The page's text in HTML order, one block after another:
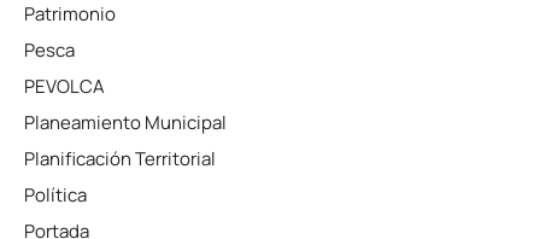
Patrimonio
Pesca
PEVOLCA
Planeamiento Municipal
Planificación Territorial
Política
Portada